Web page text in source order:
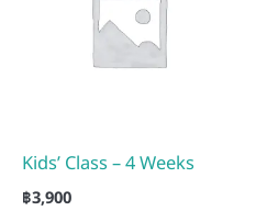
Kids’ Class – 4 Weeks
฿3,900